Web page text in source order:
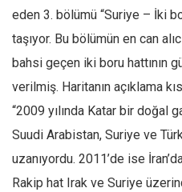
Hasanali Yıldırım
Leyla Şerif Emin
Selçuk Türkyılmaz
Mehmet Ali Tekin
Abir E. Nahas
Amina S. Jenenkovic
Bağdagül Öz
eden 3. bölümü “Suriye – İki
taşıyor. Bu bölümün en can
bahsi geçen iki boru hattının
verilmiş. Haritanın açıklama
“2009 yılında Katar bir doğal
Suudi Arabistan, Suriye ve
uzanıyordu. 2011’de ise
Rakip hat Irak ve Suriye